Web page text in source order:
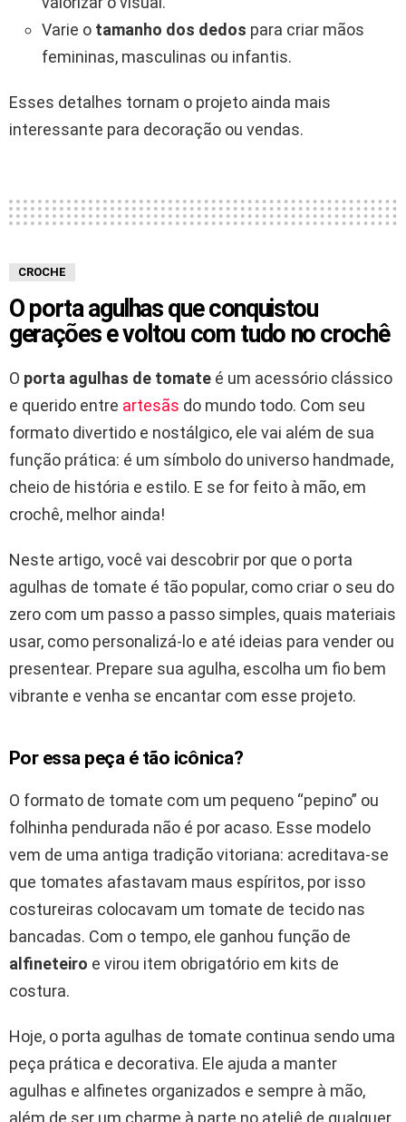
Varie o tamanho dos dedos para criar mãos
femininas, masculinas ou infantis.
Esses detalhes tornam o projeto ainda mais
interessante para decoração ou vendas.
CROCHE
O porta agulhas que conquistou
gerações e voltou com tudo no crochê
O porta agulhas de tomate é um acessório clássico
e querido entre artesãs do mundo todo. Com seu
formato divertido e nostálgico, ele vai além de sua
função prática: é um símbolo do universo handmade,
cheio de história e estilo. E se for feito à mão, em
crochê, melhor ainda!
Neste artigo, você vai descobrir por que o porta
agulhas de tomate é tão popular, como criar o seu do
zero com um passo a passo simples, quais materiais
usar, como personalizá-lo e até ideias para vender ou
presentear. Prepare sua agulha, escolha um fio bem
vibrante e venha se encantar com esse projeto.
Por essa peça é tão icônica?
O formato de tomate com um pequeno “pepino” ou
folhinha pendurada não é por acaso. Esse modelo
vem de uma antiga tradição vitoriana: acreditava-se
que tomates afastavam maus espíritos, por isso
costureiras colocavam um tomate de tecido nas
bancadas. Com o tempo, ele ganhou função de
alfineteiro e virou item obrigatório em kits de
costura.
Hoje, o porta agulhas de tomate continua sendo uma
peça prática e decorativa. Ele ajuda a manter
agulhas e alfinetes organizados e sempre à mão,